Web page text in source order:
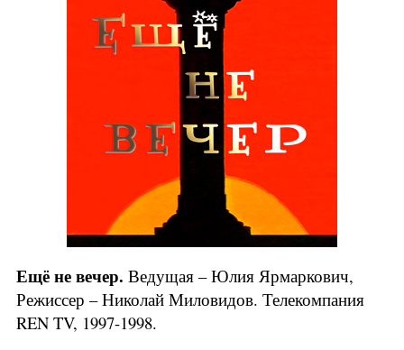
Ещё не вечер. Ведущая – Юлия Ярмаркович,
Режиссер – Николай Миловидов. Телекомпания
REN TV, 1997-1998.